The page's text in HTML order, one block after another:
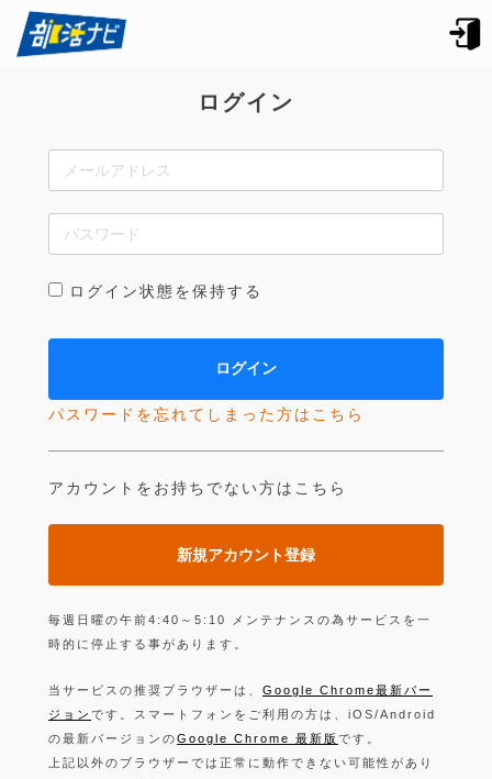
ログイン
ログイン状態を保持する
パスワードを忘れてしまった方はこちら
アカウントをお持ちでない方はこちら
新規アカウント登録
毎週日曜の午前4:40～5:10 メンテナンスの為サービスを一
時的に停止する事があります。
当サービスの推奨ブラウザーは、 Google Chrome最新バー
ジョン です。スマートフォンをご利用の方は、iOS/Android
の最新バージョンのGoogle Chrome 最新版 です。
上記以外のブラウザーでは正常に動作できない可能性があり